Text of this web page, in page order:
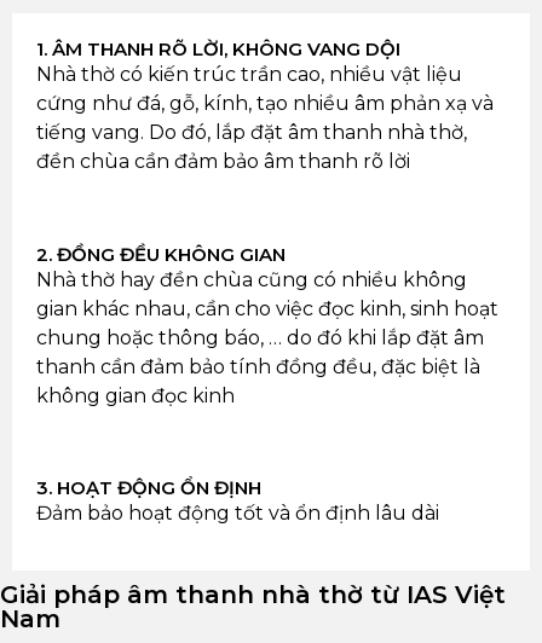
1. ÂM THANH RÕ LỜI, KHÔNG VANG DỘI
Nhà thờ có kiến trúc trần cao, nhiều vật liệu
cứng như đá, gỗ, kính, tạo nhiều âm phản xạ và
tiếng vang. Do đó, lắp đặt âm thanh nhà thờ,
đền chùa cần đảm bảo âm thanh rõ lời
2. ĐỒNG ĐỀU KHÔNG GIAN
Nhà thờ hay đền chùa cũng có nhiều không
gian khác nhau, cần cho việc đọc kinh, sinh hoạt
chung hoặc thông báo, … do đó khi lắp đặt âm
thanh cần đảm bảo tính đồng đều, đặc biệt là
không gian đọc kinh
3. HOẠT ĐỘNG ỔN ĐỊNH
Đảm bảo hoạt động tốt và ổn định lâu dài
Giải pháp âm thanh nhà thờ từ IAS Việt
Nam